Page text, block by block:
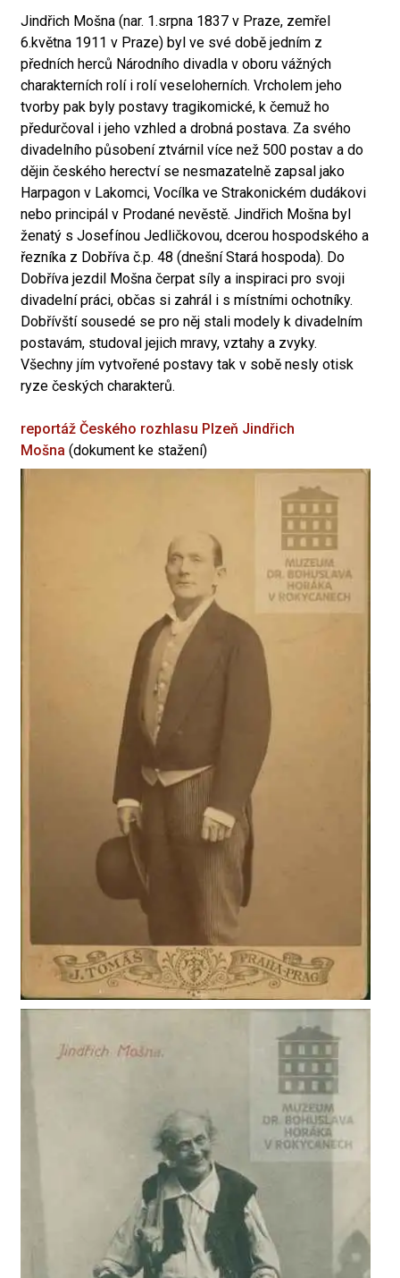
Jindřich Mošna (nar. 1.srpna 1837 v Praze, zemřel
6.května 1911 v Praze) byl ve své době jedním z
předních herců Národního divadla v oboru vážných
charakterních rolí i rolí veseloherních. Vrcholem jeho
tvorby pak byly postavy tragikomické, k čemuž ho
předurčoval i jeho vzhled a drobná postava. Za svého
divadelního působení ztvárnil více než 500 postav a do
dějin českého herectví se nesmazatelně zapsal jako
Harpagon v Lakomci, Vocílka ve Strakonickém dudákovi
nebo principál v Prodané nevěstě. Jindřich Mošna byl
ženatý s Josefínou Jedličkovou, dcerou hospodského a
řezníka z Dobříva č.p. 48 (dnešní Stará hospoda). Do
Dobříva jezdil Mošna čerpat síly a inspiraci pro svoji
divadelní práci, občas si zahrál i s místními ochotníky.
Dobřívští sousedé se pro něj stali modely k divadelním
postavám, studoval jejich mravy, vztahy a zvyky.
Všechny jím vytvořené postavy tak v sobě nesly otisk
ryze českých charakterů.
reportáž Českého rozhlasu Plzeň Jindřich
Mošna (dokument ke stažení)